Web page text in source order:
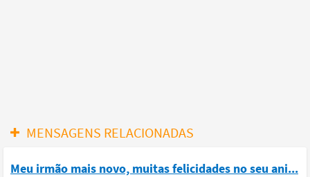
MENSAGENS RELACIONADAS
Meu irmão mais novo, muitas felicidades no seu ani...